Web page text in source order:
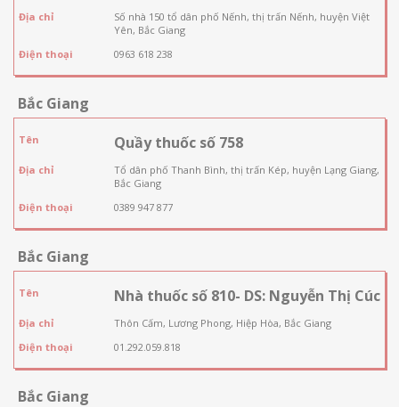
Địa chỉ
Số nhà 150 tổ dân phố Nếnh, thị trấn Nếnh, huyện Việt
Yên, Bắc Giang
Điện thoại
0963 618 238
Bắc Giang
Tên Quầy thuốc số 758
Địa chỉ
Tổ dân phố Thanh Bình, thị trấn Kép, huyện Lạng Giang,
Bắc Giang
Điện thoại
0389 947 877
Bắc Giang
Tên Nhà thuốc số 810- DS: Nguyễn Thị Cúc
Địa chỉ
Thôn Cấm, Lương Phong, Hiệp Hòa, Bắc Giang
Điện thoại
01.292.059.818
Bắc Giang